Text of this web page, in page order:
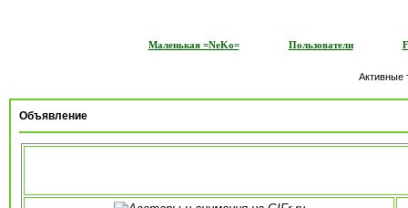
Маленькая =NeKo= Пользователи
Активные
Объявление